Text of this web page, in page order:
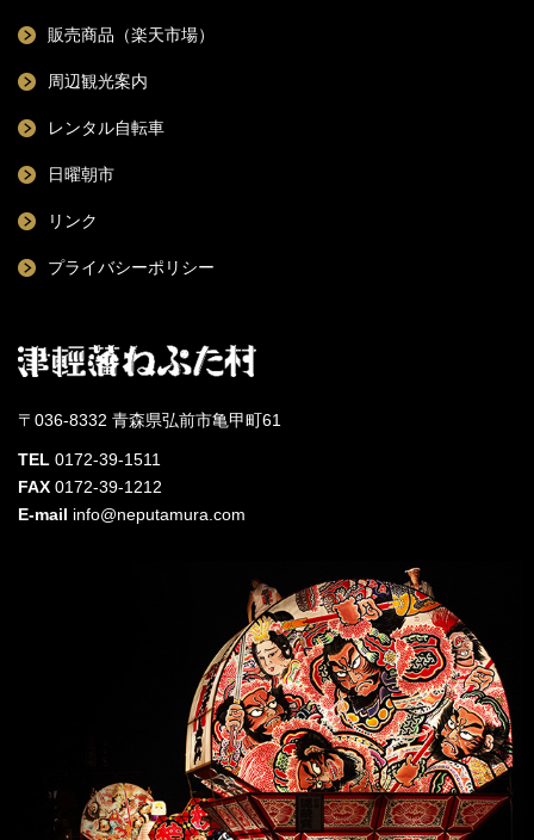
販売商品（楽天市場）
周辺観光案内
レンタル自転車
日曜朝市
リンク
プライバシーポリシー
〒036-8332 青森県弘前市亀甲町61
TEL 0172-39-1511
FAX 0172-39-1212
E-mail info@neputamura.com